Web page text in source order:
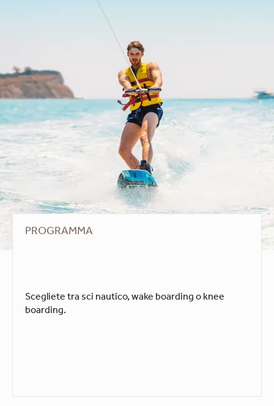
PROGRAMMA
Scegliete tra sci nautico, wake boarding o knee
boarding.